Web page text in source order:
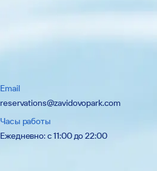
Email
reservations@zavidovopark.com
Часы работы
Ежедневно: с 11:00 до 22:00